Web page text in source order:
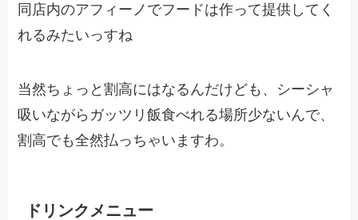
同店内のアフィーノでフードは作って提供してく
れるみたいっすね
当然ちょっと割高にはなるんだけども、シーシャ
吸いながらガッツリ飯食べれる場所少ないんで、
割高でも全然払っちゃいますわ。
ドリンクメニュー